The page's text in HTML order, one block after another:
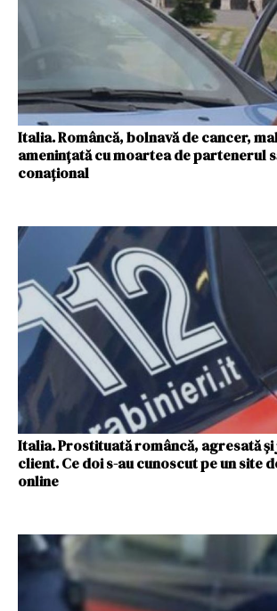
Italia. Româncă, bolnavă de cancer,
amenințată cu moartea de partenerul
conațional
Italia. Prostituată româncă, agresată și
client. Ce doi s-au cunoscut pe un site
online